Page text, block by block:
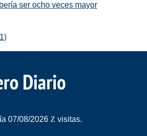
ser ocho veces mayor
Diario
07/08/2026 visitas.